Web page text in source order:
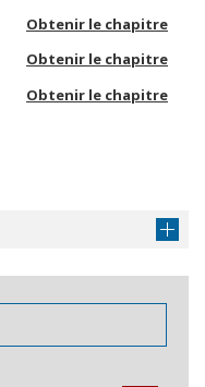
Obtenir le chapitre
Obtenir le chapitre
Obtenir le chapitre